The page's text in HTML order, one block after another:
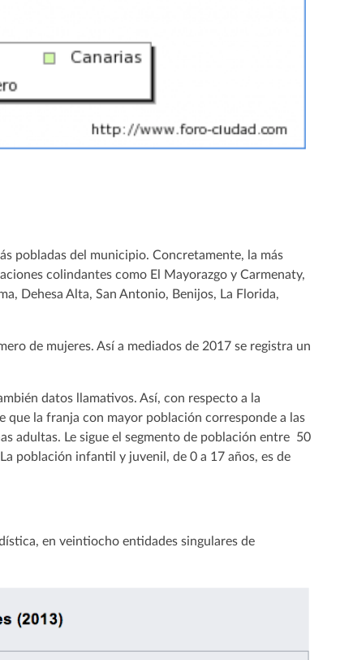
pobladas del municipio. Concretamente, la más
colindantes como El Mayorazgo y Carmenaty,
Dehesa Alta, San Antonio, Benijos, La Florida,
de mujeres. Así a mediados de 2017 se registra un
datos llamativos. Así, con respecto a la
que la franja con mayor población corresponde a las
adultas. Le sigue el segmento de población entre 50
población infantil y juvenil, de 0 a 17 años, es de
en veintiocho entidades singulares de